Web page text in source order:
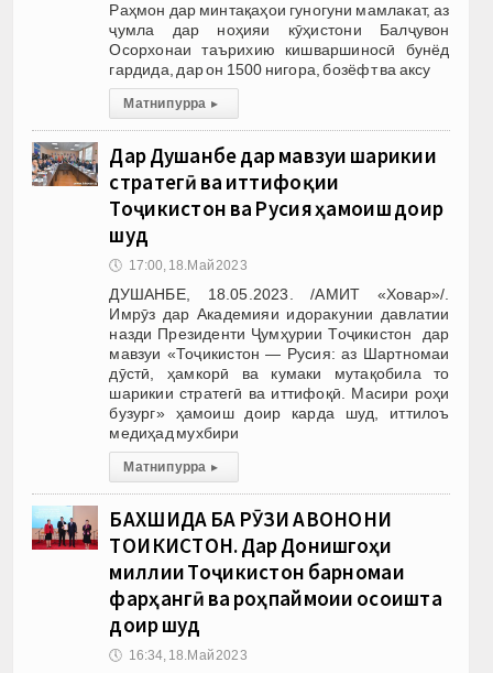
Раҳмон дар минтақаҳои гуногуни мамлакат, аз
ҷумла дар ноҳияи кӯҳистони Балҷувон
Осорхонаи таърихию кишваршиносӣ бунёд
гардида, дар он 1500 нигора, бозёфт ва аксу
Матни пурра ▸
Дар Душанбе дар мавзуи шарикии
стратегӣ ва иттифоқии
Тоҷикистон ва Русия ҳамоиш доир
шуд
🕔 17:00, 18.Май 2023
ДУШАНБЕ, 18.05.2023. /АМИТ «Ховар»/.
Имрӯз дар Академияи идоракунии давлатии
назди Президенти Ҷумҳурии Тоҷикистон дар
мавзуи «Тоҷикистон — Русия: аз Шартномаи
дӯстӣ, ҳамкорӣ ва кумаки мутақобила то
шарикии стратегӣ ва иттифоқӣ. Масири роҳи
бузург» ҳамоиш доир карда шуд, иттилоъ
медиҳад мухбири
Матни пурра ▸
БАХШИДА БА РӮЗИ ҶАВОНОНИ
ТОҶИКИСТОН. Дар Донишгоҳи
миллии Тоҷикистон барномаи
фарҳангӣ ва роҳпаймоии осоишта
доир шуд
🕔 16:34, 18.Май 2023